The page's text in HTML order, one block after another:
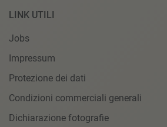
LINK UTILI
Jobs
Impressum
Protezione dei dati
Condizioni commerciali generali
Dichiarazione fotografie